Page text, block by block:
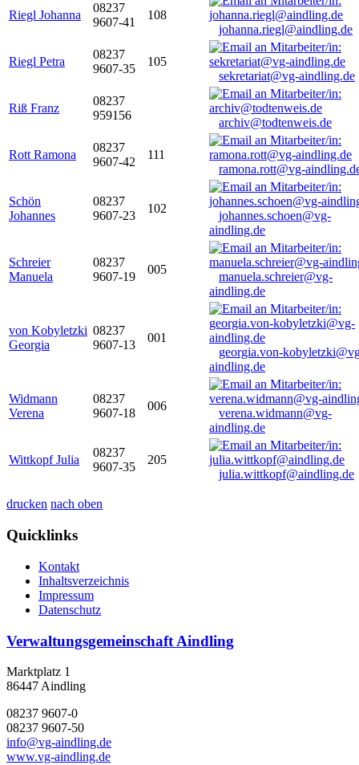
Riegl Johanna
08237
9607-41
108
johanna.riegl@aindling.de
Riegl Petra
08237
9607-35
105
sekretariat@vg-aindling.de
Riß Franz
08237
959156
archiv@todtenweis.de
Rott Ramona
08237
9607-42
111
ramona.rott@vg-
Schön
Johannes
08237
9607-23
102
johannes.schoen@vg-
aindling.de
Schreier
Manuela
08237
9607-19
005
manuela.schreier@vg-
aindling.de
von Kobyletzki
Georgia
08237
9607-13
001
georgia.von-
aindling.de
Widmann
Verena
08237
9607-18
006
verena.widmann@vg-
aindling.de
Wittkopf Julia
08237
9607-35
205
julia.wittkopf@aindling.de
drucken nach oben
Quicklinks
Kontakt
Inhaltsverzeichnis
Impressum
Datenschutz
Verwaltungsgemeinschaft Aindling
Marktplatz 1
86447 Aindling
08237 9607-0
08237 9607-50
info@vg-aindling.de
www.vg-aindling.de